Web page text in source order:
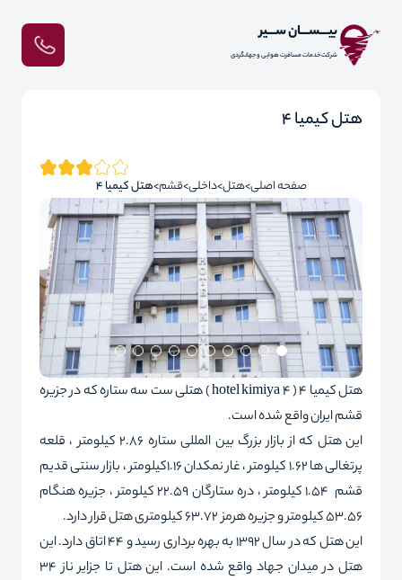
بیـــســـان ســـیر
شرکت خدمات مسافرت هوایی و جهانگردی
هتل کیمیا 4
صفحه اصلی هتل داخلی قشم هتل کیمیا 4
هتل کیمیا 4 ( hotel kimiya 4 ) هتلی ست سه ستاره که در جزیره
قشم ایران واقع شده است.
این هتل که از بازار بزرگ بین المللی ستاره 2.86 کیلومتر ، قلعه
پرتغالی ها 1.62 کیلومتر ، غار نمکدان 1.16کیلومتر ، بازار سنتی قدیم
قشم 1.54 کیلومتر ، دره ستارگان 22.59 کیلومتر ، جزیره هنگام
53.56 کیلومتر و جزیره هرمز 63.72 کیلومتری هتل قرار دارد.
این هتل که در سال 1392 به بهره برداری رسید و 44 اتاق دارد. این
هتل در میدان جهاد واقع شده است. این هتل تا جزایر ناز 34